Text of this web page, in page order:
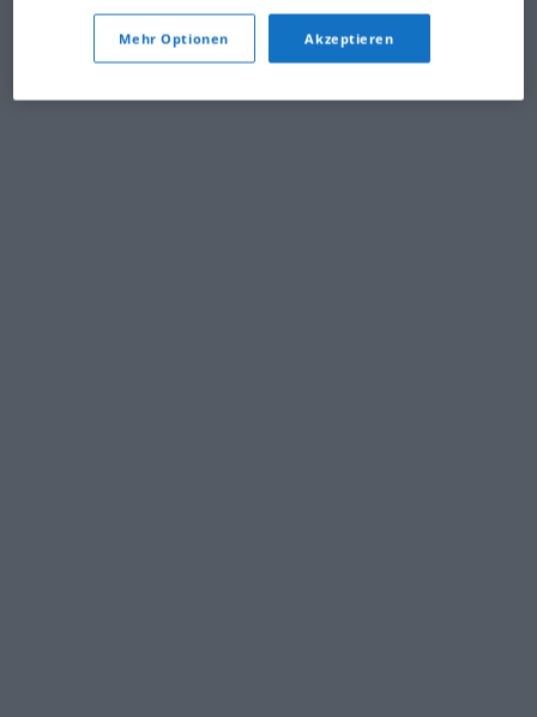
Mehr Optionen Akzeptieren